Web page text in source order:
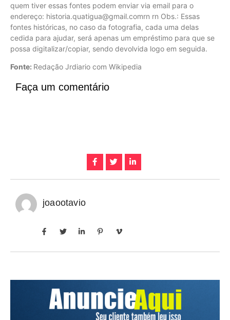
quem tiver essas fontes podem enviar via email para o
endereço: historia.quatigua@gmail.comrn rn Obs.: Essas
fontes históricas, no caso da fotografia, cada uma delas
cedida para ajudar, será apenas um empréstimo para que se
possa digitalizar/copiar, sendo devolvida logo em seguida.
Fonte: Redação Jrdiario com Wikipedia
Faça um comentário
joaootavio